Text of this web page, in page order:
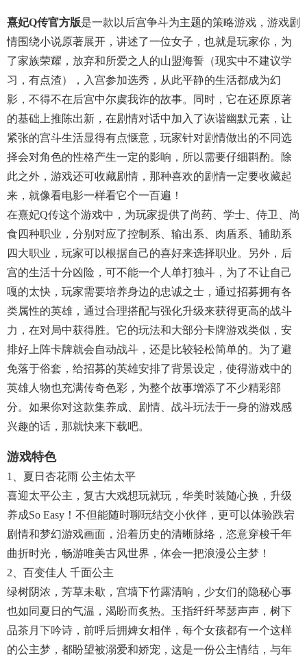
熹妃Q传官方版是一款以后宫争斗为主题的策略游戏，游戏剧
情围绕小说原著展开，讲述了一位女子，也就是玩家你，为
了家族荣耀，放弃和所爱之人的山盟海誓（现实中不建议学
习，有点渣），入宫参加选秀，从此平静的生活都成为幻
影，不得不在后宫中尔虞我诈的故事。同时，它在还原原著
的基础上推陈出新，在剧情对话中加入了诙谐幽默元素，让
紧张的宫斗生活显得有点惬意，玩家针对剧情做出的不同选
择会对角色的性格产生一定的影响，所以需要仔细斟酌。除
此之外，游戏还可收藏剧情，那种喜欢的剧情一定要收藏起
来，就像看电影一样看它个一百遍！
在熹妃Q传这个游戏中，为玩家提供了尚药、学士、侍卫、尚
食四种职业，分别对应了控制系、输出系、肉盾系、辅助系
四大职业，玩家可以根据自己的喜好来选择职业。另外，后
宫的生活十分凶险，可不能一个人单打独斗，为了不让自己
嘎的太快，玩家需要培养身边的忠诚之士，通过招募拥有各
类属性的英雄，通过合理搭配与强化升级来获得更高的战斗
力，在对局中获得胜。它的玩法和大部分卡牌游戏类似，安
排好上阵卡牌就会自动战斗，还是比较轻松简单的。为了避
免落于俗套，给招募的英雄安排了背景设定，使得游戏中的
英雄人物也充满传奇色彩，为整个故事增添了不少精彩部
分。如果你对这款集养成、剧情、战斗玩法于一身的游戏感
兴趣的话，那就快来下载吧。
游戏特色
1、夏日杏花雨 公主佑太平
喜迎太平公主，复古大戏想玩就玩，华美时装随心换，升级
养成so Easy！不但能随时聊玩结交小伙伴，更可以体验跌宕
剧情和梦幻游戏画面，沿着历史的清晰脉络，恣意穿梭千年
曲折时光，畅游唯美古风世界，体会一把浪漫公主梦！
2、百变佳人 千面公主
绿树阴浓，芳草未歇，宫墙下竹露清响，少女们的隐秘心事
也如同夏日的气温，渴盼而炙热。玉指纤纤琴瑟声声，树下
品茶月下吟诗，前呼后拥婢女相伴，每个女孩都有一个这样
的公主梦，都盼望被溺爱和娇宠，这是一份公主情结，与年